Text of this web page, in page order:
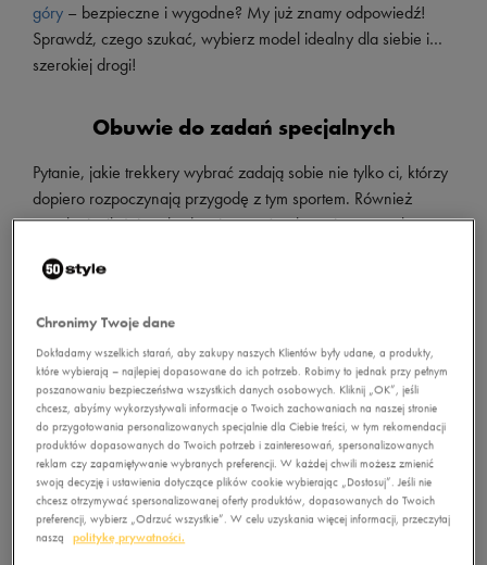
góry – bezpieczne i wygodne? My już znamy odpowiedź!
Sprawdź, czego szukać, wybierz model idealny dla siebie i…
szerokiej drogi!
Obuwie do zadań specjalnych
Pytanie, jakie trekkery wybrać zadają sobie nie tylko ci, którzy
dopiero rozpoczynają przygodę z tym sportem. Również
zapaleni miłośnicy chodzenia po górach, mający za sobą
szczególnie na przełomie pór roku. Kluczem do rozwiania
potrzebujemy… i dlaczego
dla nieji dla niego musi wyglądać tak, a nie inaczej. Jak przy
każdej aktywności fizycznej ważne jest, by buty do trekkingu
były wygodne – to absolutnie obowiązkowy element. Z drugiej
strony, na górskim szlaku liczy się też trwałość i
niezawodność. Obuwie powinno mieć więc również solidną
podeszwę i być wykonane z odpornych na uszkodzenia
materiałów, które pozwolą nam czuć się dobrze i bezpiecznie
pokonywać kolejne kilometry. Podobnie jak w przypadku
Chronimy Twoje dane
Dokładamy wszelkich starań, aby zakupy naszych Klientów były udane, a produkty,
które wybierają – najlepiej dopasowane do ich potrzeb. Robimy to jednak przy pełnym
poszanowaniu bezpieczeństwa wszystkich danych osobowych. Kliknij „OK”, jeśli
chcesz, abyśmy wykorzystywali informacje o Twoich zachowaniach na naszej stronie
do przygotowania personalizowanych specjalnie dla Ciebie treści, w tym rekomendacji
produktów dopasowanych do Twoich potrzeb i zainteresowań, spersonalizowanych
reklam czy zapamiętywanie wybranych preferencji. W każdej chwili możesz zmienić
swoją decyzję i ustawienia dotyczące plików cookie wybierając „Dostosuj”. Jeśli nie
chcesz otrzymywać spersonalizowanej oferty produktów, dopasowanych do Twoich
preferencji, wybierz „Odrzuć wszystkie”. W celu uzyskania więcej informacji, przeczytaj
naszą
politykę prywatności.